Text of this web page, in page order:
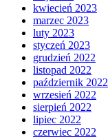
kwiecień 2023
marzec 2023
luty 2023
styczeń 2023
grudzień 2022
listopad 2022
październik 2022
wrzesień 2022
sierpień 2022
lipiec 2022
czerwiec 2022